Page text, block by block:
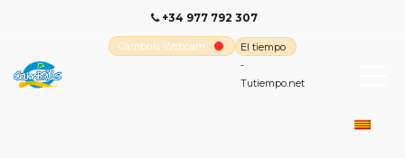
+34 977 792 307
Cambrils Webcam
El tiempo
-
Tutiempo.net